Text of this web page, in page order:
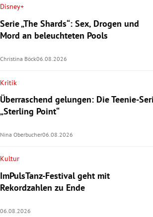
Disney+
Serie „The Shards“: Sex, Drogen und
Mord an beleuchteten Pools
Christina Böck06.08.2026
Kritik
Überraschend gelungen: Die Teenie-
„Sterling Point“
Nina Oberbucher06.08.2026
Kultur
ImPulsTanz-Festival geht mit
Rekordzahlen zu Ende
06.08.2026